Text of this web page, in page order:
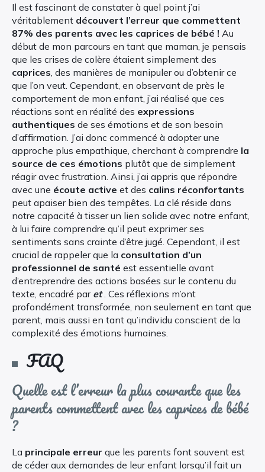
Il est fascinant de constater à quel point j’ai
véritablement découvert l’erreur que commettent
87% des parents avec les caprices de bébé ! Au
début de mon parcours en tant que maman, je pensais
que les crises de colère étaient simplement des
caprices , des manières de manipuler ou d’obtenir ce
que l’on veut. Cependant, en observant de près le
comportement de mon enfant, j’ai réalisé que ces
réactions sont en réalité des expressions
authentiques de ses émotions et de son besoin
d’affirmation. J’ai donc commencé à adopter une
approche plus empathique, cherchant à comprendre la
source de ces émotions plutôt que de simplement
réagir avec frustration. Ainsi, j’ai appris que répondre
avec une écoute active et des calins réconfortants
peut apaiser bien des tempêtes. La clé réside dans
notre capacité à tisser un lien solide avec notre enfant,
à lui faire comprendre qu’il peut exprimer ses
sentiments sans crainte d’être jugé. Cependant, il est
crucial de rappeler que la consultation d’un
professionnel de santé est essentielle avant
d’entreprendre des actions basées sur le contenu du
texte, encadré par et . Ces réflexions m’ont
profondément transformée, non seulement en tant que
parent, mais aussi en tant qu’individu conscient de la
complexité des émotions humaines.
FAQ
Quelle est l’erreur la plus courante que les
parents commettent avec les caprices de bébé
?
La principale erreur que les parents font souvent est
de céder aux demandes de leur enfant lorsqu’il fait un